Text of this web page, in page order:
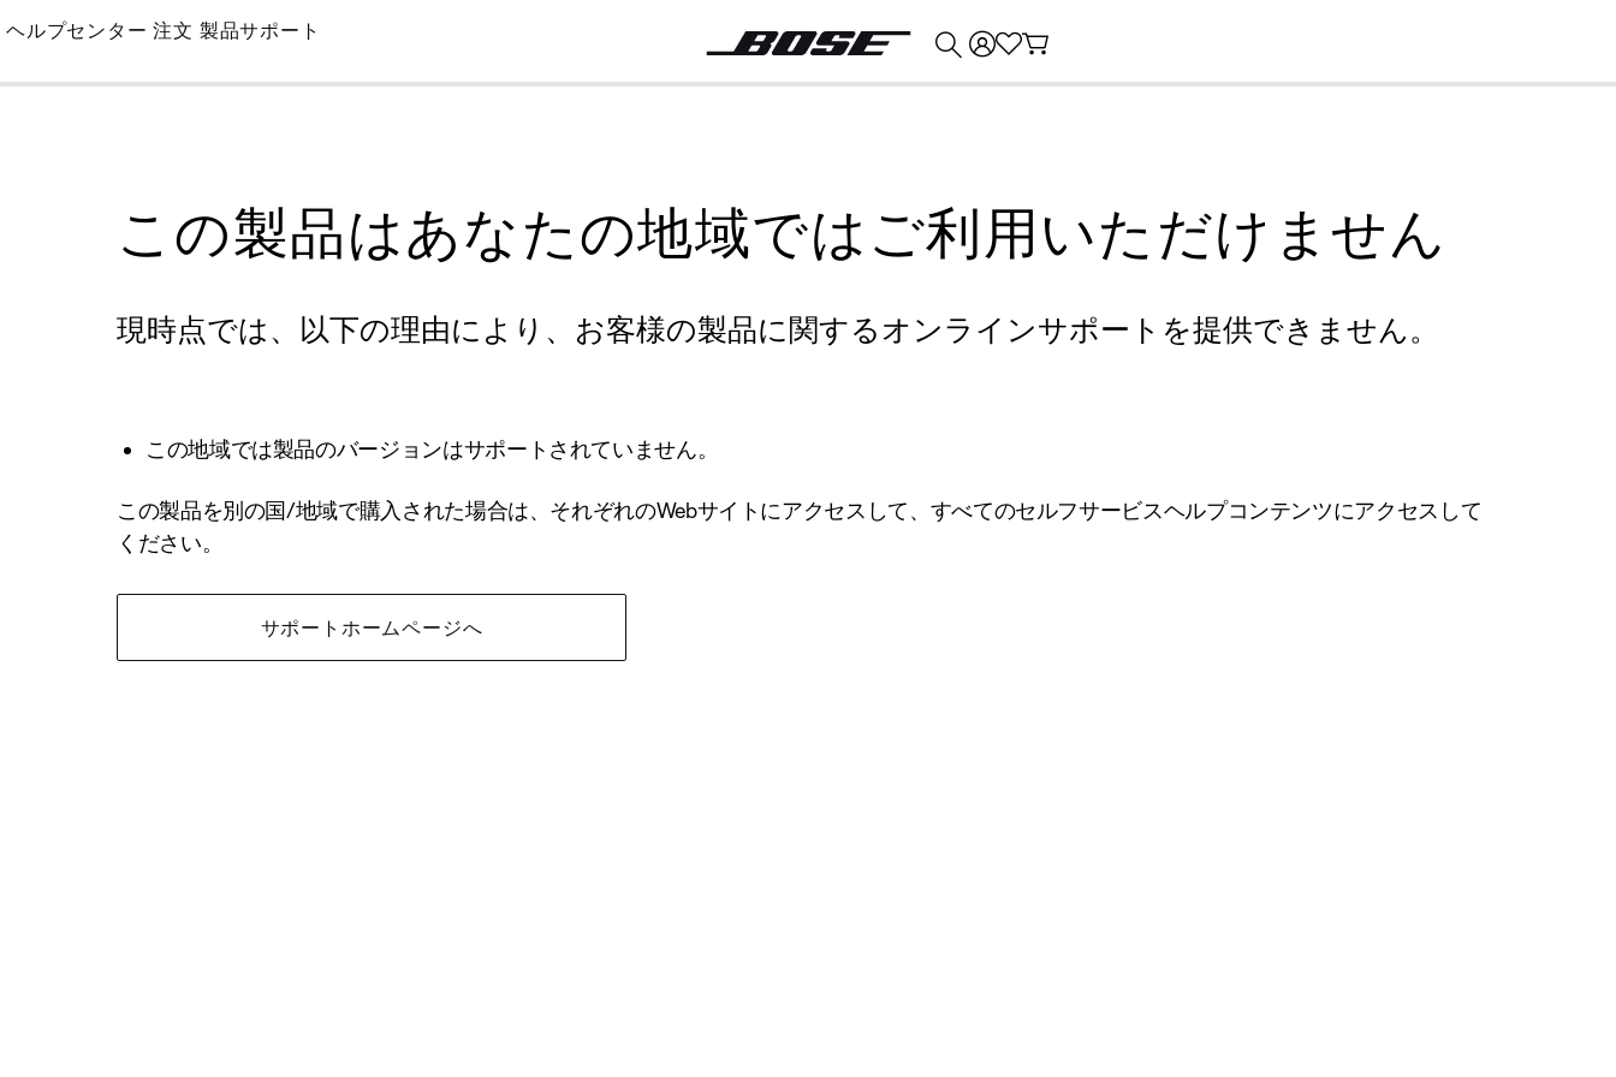
Skip
Main
ヘルプセンター 注文 製品サポート
この製品はあなたの地域ではご利用いただけません
現時点では、以下の理由により、お客様の製品に関するオンラインサポートを提供できません。
この地域では製品のバージョンはサポートされていません。
この製品を別の国/地域で購入された場合は、それぞれのWebサイトにアクセスして、すべてのセルフサービスヘルプコンテンツにアクセスして
ください。
サポートホームページへ